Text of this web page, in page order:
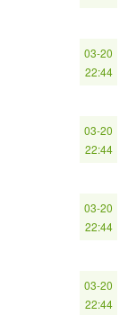
03-20
22:44
03-20
22:44
03-20
22:44
03-20
22:44